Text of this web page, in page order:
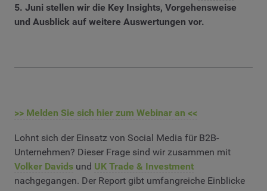
5. Juni stellen wir die Key Insights, Vorgehensweise
und Ausblick auf weitere Auswertungen vor.
>> Melden Sie sich hier zum Webinar an <<
Lohnt sich der Einsatz von Social Media für B2B-
Unternehmen? Dieser Frage sind wir zusammen mit
Volker Davids und UK Trade & Investment
nachgegangen. Der Report gibt umfangreiche Einblicke